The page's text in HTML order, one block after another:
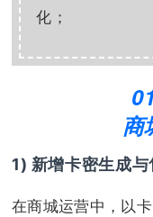
化；
商
1) 新增卡密生成与
在商城运营中，以